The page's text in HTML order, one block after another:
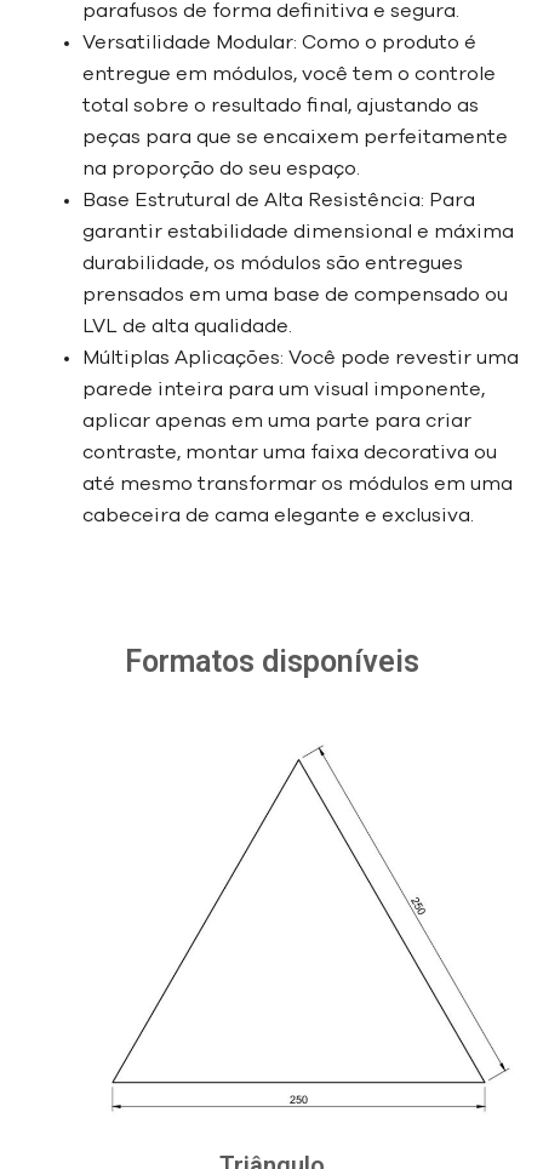
parafusos de forma definitiva e segura.
Versatilidade Modular: Como o produto é
entregue em módulos, você tem o controle
total sobre o resultado final, ajustando as
peças para que se encaixem perfeitamente
na proporção do seu espaço.
Base Estrutural de Alta Resistência: Para
garantir estabilidade dimensional e máxima
durabilidade, os módulos são entregues
prensados em uma base de compensado ou
LVL de alta qualidade.
Múltiplas Aplicações: Você pode revestir uma
parede inteira para um visual imponente,
aplicar apenas em uma parte para criar
contraste, montar uma faixa decorativa ou
até mesmo transformar os módulos em uma
cabeceira de cama elegante e exclusiva.
Formatos disponíveis